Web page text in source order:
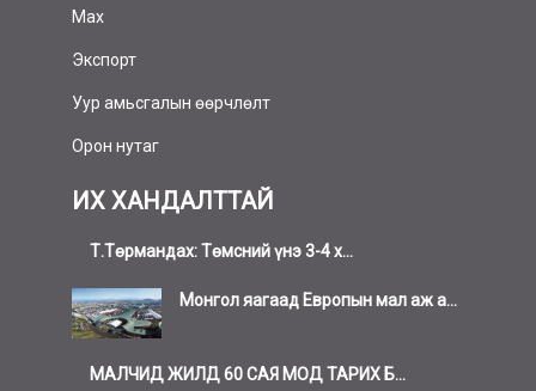
Мах
Экспорт
Уур амьсгалын өөрчлөлт
Орон нутаг
ИХ ХАНДАЛТТАЙ
Т.Төрмандах: Төмсний үнэ 3-4 х...
Монгол яагаад Европын мал аж а...
МАЛЧИД ЖИЛД 60 САЯ МОД ТАРИХ Б...